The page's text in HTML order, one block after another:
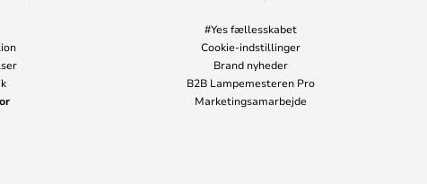
#Yes fællesskabet
Cookie-indstillinger
Brand nyheder
B2B Lampemesteren Pro
Marketingsamarbejde